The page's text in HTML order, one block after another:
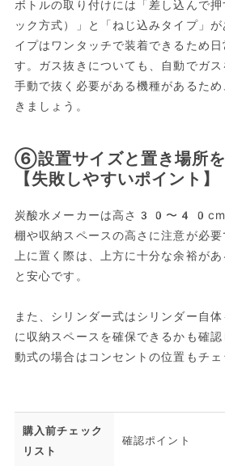
ボトルの取り付けには「差し込んで
ック方式）」と「ねじ込みタイプ」
イプはワンタッチで装着できるため
す。ガス抜きについても、自動でガ
手動で抜く必要がある機種があるた
きましょう。
⑥設置サイズと置き場所
【失敗しやすいポイント】
炭酸水メーカーは高さ30〜40cm
棚や収納スペースの高さに注意が必
上に置く際は、上方に十分な余裕があ
と安心です。
また、シリンダー式はシリンダー自
に収納スペースを確保できるかも確
動式の場合はコンセントの位置もチェ
購入前チェック
リスト
確認ポイント